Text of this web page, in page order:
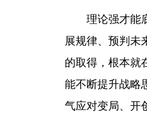
理论强才能
展规律、预判未
的取得，根本就
能不断提升战略
气应对变局、开